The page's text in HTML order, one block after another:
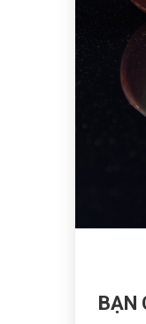
BẠN